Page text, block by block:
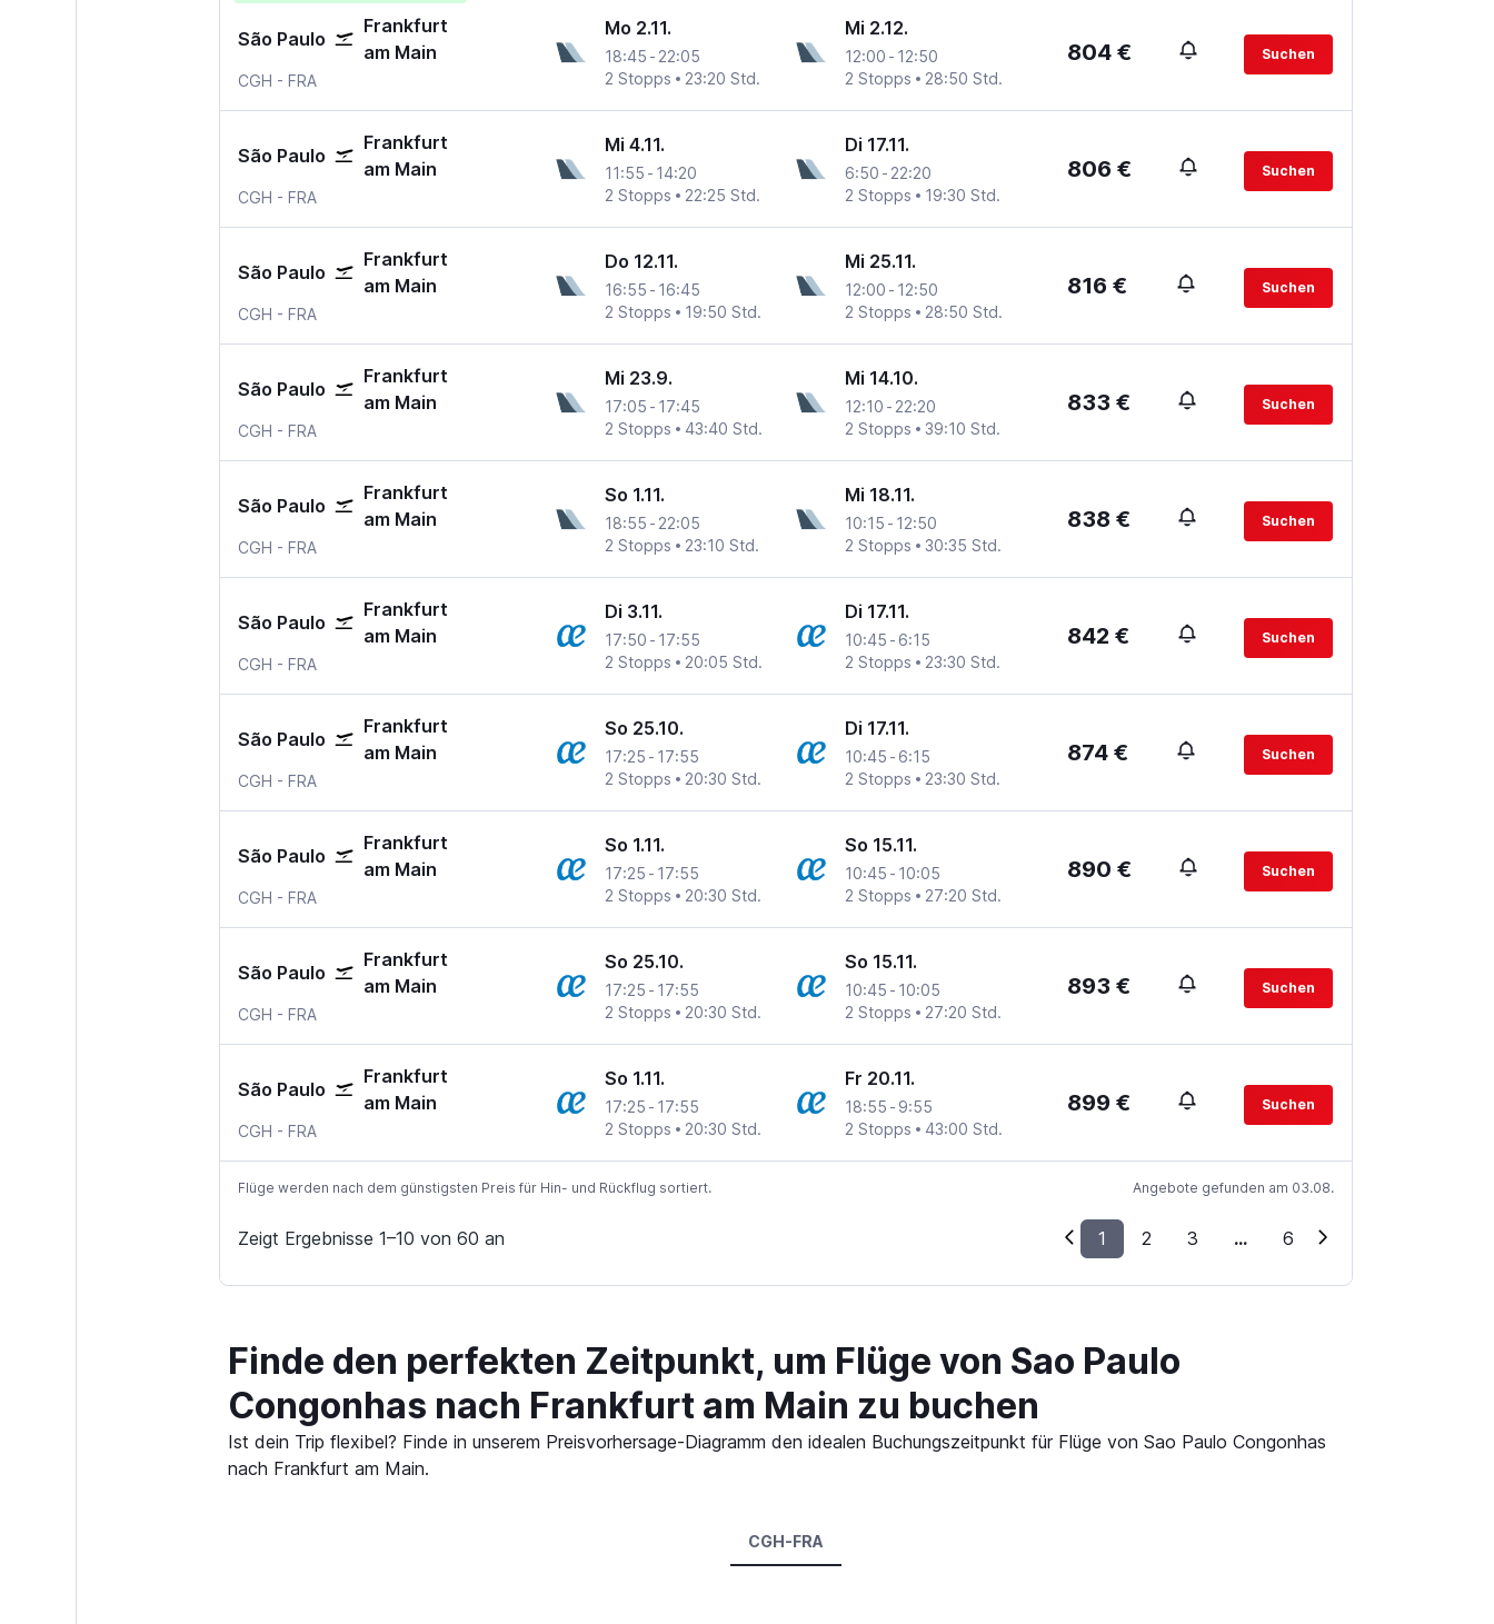
São Paulo
Frankfurt
am Main
CGH Sao Paulo Congonhas
- FRA
Mo 2.11.
18:45 - 22:05
2 Stopps
23:20 Std.
Mi 2.12.
12:00 - 12:50
2 Stopps
28:50 Std.
804 € Suchen
São Paulo
Frankfurt
am Main
CGH Sao Paulo Congonhas
- FRA
Mi 4.11.
11:55 - 14:20
2 Stopps
22:25 Std.
Di 17.11.
6:50 - 22:20
2 Stopps
19:30 Std.
806 € Suchen
São Paulo
Frankfurt
am Main
CGH Sao Paulo Congonhas
- FRA
Do 12.11.
16:55 - 16:45
2 Stopps
19:50 Std.
Mi 25.11.
12:00 - 12:50
2 Stopps
28:50 Std.
816 € Suchen
São Paulo
Frankfurt
am Main
CGH Sao Paulo Congonhas
- FRA
Mi 23.9.
17:05 - 17:45
2 Stopps
43:40 Std.
Mi 14.10.
12:10 - 22:20
2 Stopps
39:10 Std.
833 € Suchen
São Paulo
Frankfurt
am Main
CGH Sao Paulo Congonhas
- FRA
So 1.11.
18:55 - 22:05
2 Stopps
23:10 Std.
Mi 18.11.
10:15 - 12:50
2 Stopps
30:35 Std.
838 € Suchen
São Paulo
Frankfurt
am Main
CGH Sao Paulo Congonhas
- FRA
Di 3.11.
17:50 - 17:55
2 Stopps
20:05 Std.
Di 17.11.
10:45 - 6:15
2 Stopps
23:30 Std.
842 € Suchen
São Paulo
Frankfurt
am Main
CGH Sao Paulo Congonhas
- FRA
So 25.10.
17:25 - 17:55
2 Stopps
20:30 Std.
Di 17.11.
10:45 - 6:15
2 Stopps
23:30 Std.
874 € Suchen
São Paulo
Frankfurt
am Main
CGH Sao Paulo Congonhas
- FRA
So 1.11.
17:25 - 17:55
2 Stopps
20:30 Std.
So 15.11.
10:45 - 10:05
2 Stopps
27:20 Std.
890 € Suchen
São Paulo
Frankfurt
am Main
CGH Sao Paulo Congonhas
- FRA
So 25.10.
17:25 - 17:55
2 Stopps
20:30 Std.
So 15.11.
10:45 - 10:05
2 Stopps
27:20 Std.
893 € Suchen
São Paulo
Frankfurt
am Main
CGH Sao Paulo Congonhas
- FRA
So 1.11.
17:25 - 17:55
2 Stopps
20:30 Std.
Fr 20.11.
18:55 - 9:55
2 Stopps
43:00 Std.
899 € Suchen
Flüge werden nach dem günstigsten Preis für Hin- und Rückflug sortiert. Angebote gefunden am 03.08.
Zeigt Ergebnisse 1–10 von 60 an 1 2 3 ... 6
Finde den perfekten Zeitpunkt, um Flüge von Sao Paulo
Congonhas nach Frankfurt am Main zu buchen
Ist dein Trip flexibel? Finde in unserem Preisvorhersage-Diagramm den idealen Buchungszeitpunkt für Flüge von Sao Paulo Congonhas
nach Frankfurt am Main.
CGH-FRA